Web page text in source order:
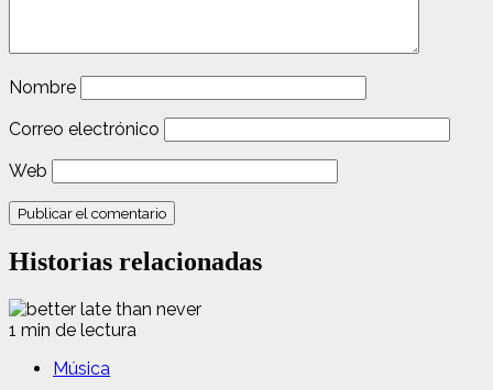
Nombre
Correo electrónico
Web
Historias relacionadas
1 min de lectura
Música